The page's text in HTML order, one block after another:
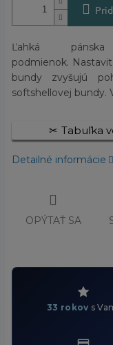
Ľahká
podmienok.
bundy zvyšujú
softshellovej bundy.
Tabuľka
Detailné informácie
OPÝTAŤ SA
33 rokov s